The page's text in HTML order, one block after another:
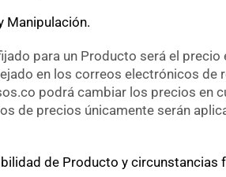
Manipulación.
para un Producto será el
en los correos electrónicos de
podrá cambiar los precios en
de precios únicamente serán
de Producto y circunstancias